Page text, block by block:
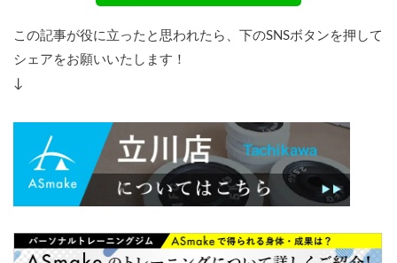
この記事が役に立ったと思われたら、下のSNSボタンを押して
シェアをお願いいたします！
↓